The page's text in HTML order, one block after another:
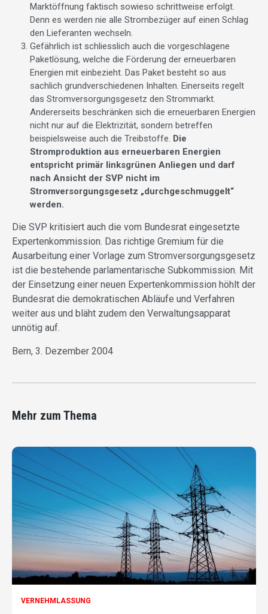
Marktöffnung faktisch sowieso schrittweise erfolgt.
Denn es werden nie alle Strombezüger auf einen Schlag
den Lieferanten wechseln.
Gefährlich ist schliesslich auch die vorgeschlagene
Paketlösung, welche die Förderung der erneuerbaren
Energien mit einbezieht. Das Paket besteht so aus
sachlich grundverschiedenen Inhalten. Einerseits regelt
das Stromversorgungsgesetz den Strommarkt.
Andererseits beschränken sich die erneuerbaren Energien
nicht nur auf die Elektrizität, sondern betreffen
beispielsweise auch die Treibstoffe. Die
Stromproduktion aus erneuerbaren Energien
entspricht primär linksgrünen Anliegen und darf
nach Ansicht der SVP nicht im
Stromversorgungsgesetz „durchgeschmuggelt“
werden.
Die SVP kritisiert auch die vom Bundesrat eingesetzte
Expertenkommission. Das richtige Gremium für die
Ausarbeitung einer Vorlage zum Stromversorgungsgesetz
ist die bestehende parlamentarische Subkommission. Mit
der Einsetzung einer neuen Expertenkommission höhlt der
Bundesrat die demokratischen Abläufe und Verfahren
weiter aus und bläht zudem den Verwaltungsapparat
unnötig auf.
Bern, 3. Dezember 2004
Mehr zum Thema
VERNEHMLASSUNG